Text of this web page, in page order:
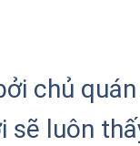
chủ
luôn